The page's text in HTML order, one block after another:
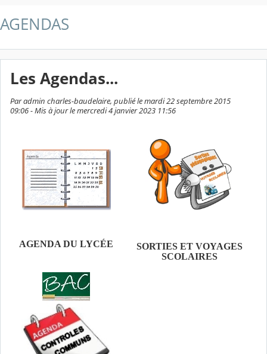
AGENDAS
Les Agendas...
Par admin charles-baudelaire, publié le mardi 22 septembre 2015
09:06 - Mis à jour le mercredi 4 janvier 2023 11:56
AGENDA DU LYCÉE
SORTIES ET VOYAGES
SCOLAIRES